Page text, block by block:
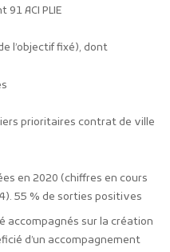
ACI PLIE
l’objectif fixé), dont
prioritaires contrat de ville
en 2020 (chiffres en cours
55 % de sorties positives
accompagnés sur la création
d’un accompagnement